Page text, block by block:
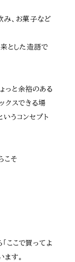
み、お菓子など
とした造語で
っと余裕のある
クスできる場
うコンセプト
こそ
ここで買ってよ
す。